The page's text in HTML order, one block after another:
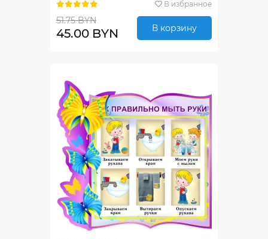
В избранное
51.75 BYN
45.00 BYN В корзину